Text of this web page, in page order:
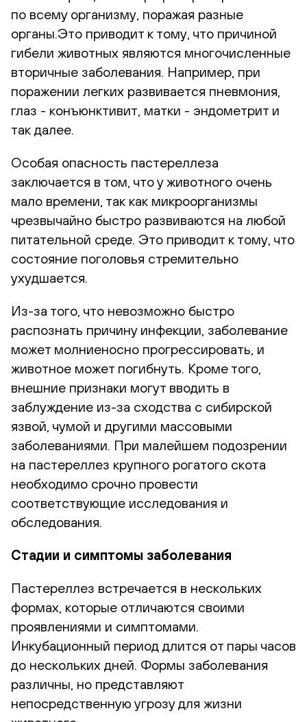
по всему организму, поражая разные
органы.Это приводит к тому, что причиной
гибели животных являются многочисленные
вторичные заболевания. Например, при
поражении легких развивается пневмония,
глаз - конъюнктивит, матки - эндометрит и
так далее.
Особая опасность пастереллеза
заключается в том, что у животного очень
мало времени, так как микроорганизмы
чрезвычайно быстро развиваются на любой
питательной среде. Это приводит к тому, что
состояние поголовья стремительно
ухудшается.
Из-за того, что невозможно быстро
распознать причину инфекции, заболевание
может молниеносно прогрессировать, и
животное может погибнуть. Кроме того,
внешние признаки могут вводить в
заблуждение из-за сходства с сибирской
язвой, чумой и другими массовыми
заболеваниями. При малейшем подозрении
на пастереллез крупного рогатого скота
необходимо срочно провести
соответствующие исследования и
обследования.
Стадии и симптомы заболевания
Пастереллез встречается в нескольких
формах, которые отличаются своими
проявлениями и симптомами.
Инкубационный период длится от пары часов
до нескольких дней. Формы заболевания
различны, но представляют
непосредственную угрозу для жизни